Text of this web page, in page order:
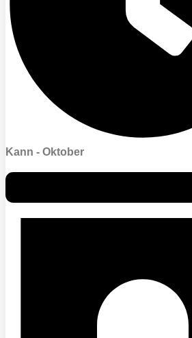
Kann - Oktober